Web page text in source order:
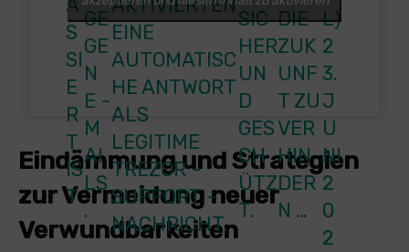
A
S
SI
E
R
T
IS
T
EG
EN
E
-M
A
IL
S.
AKTIVIERTEN
EINE
AUTOMATISC
HE ANTWORT
ALS
LEGITIME
TREZOR -
SUPPORT -
NACHRICHT.
SIC
HER
UN
D
GES
CH
ÜTZ
T.
DIE
ZUK
UNF
T ZU
VER
HIN
DER
N …
L)
2
3.
J
U
NI
2
0
2
Eindämmung und Strategien
zur Vermeidung neuer
Verwundbarkeiten